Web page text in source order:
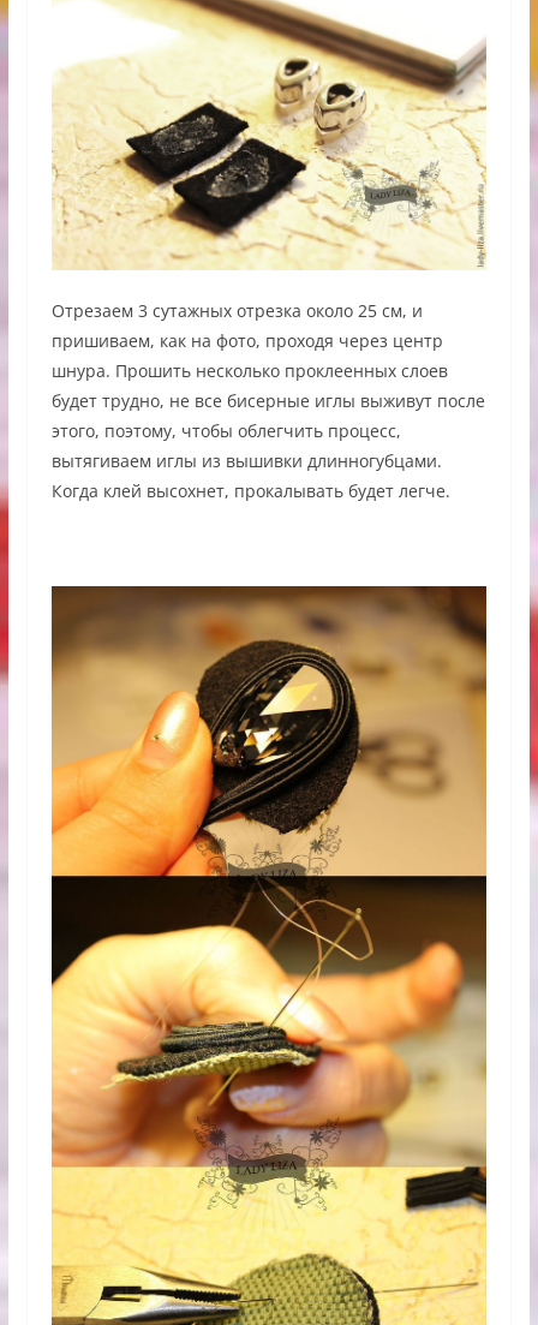
Отрезаем 3 сутажных отрезка около 25 см, и
пришиваем, как на фото, проходя через центр
шнура. Прошить несколько проклеенных слоев
будет трудно, не все бисерные иглы выживут после
этого, поэтому, чтобы облегчить процесс,
вытягиваем иглы из вышивки длинногубцами.
Когда клей высохнет, прокалывать будет легче.